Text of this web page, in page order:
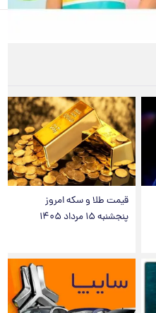
قیمت طلا و سکه امروز
پنجشنبه ۱۵ مرداد ۱۴۰۵